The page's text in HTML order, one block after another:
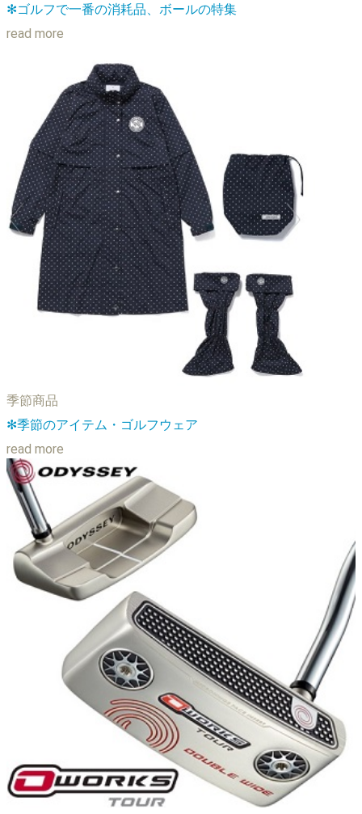
✻ゴルフで一番の消耗品、ボールの特集
read more
季節商品
✻季節のアイテム・ゴルフウェア
read more